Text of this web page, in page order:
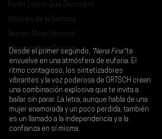
Poder Latino Que Descubrir
Mejores de la Semana
Talento Mexa Semanal
Álbumes de la Semana
Desde el primer segundo, "Nena Fina" te
envuelve en una atmósfera de euforia. El
ritmo contagioso, los sintetizadores
vibrantes y la voz poderosa de GRTSCH crean
una combinación explosiva que te invita a
bailar sin parar. La letra, aunque habla de una
mujer enamorada y un poco perdida, también
es un llamado a la independencia y a la
confianza en sí misma.